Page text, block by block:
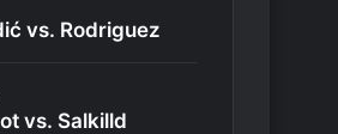
vs. Rodriguez
vs. Salkilld